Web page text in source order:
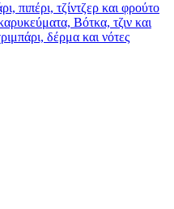
πιπέρι, τζίντζερ και φρούτο
Βότκα, τζιν και
δέρμα και νότες